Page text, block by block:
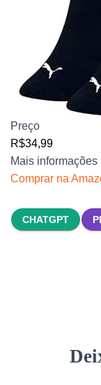
Preço
R$34,99
Mais informações
Comprar na
CHATGPT